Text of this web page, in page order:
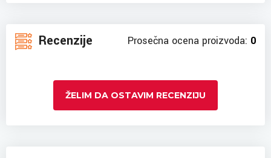
Recenzije Prosečna ocena proizvoda: 0
ŽELIM DA OSTAVIM RECENZIJU